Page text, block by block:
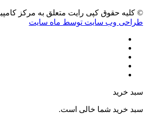
© کلیه حقوق کپی رایت متعلق به مرکز
طراحی وب سایت توسط ماه سایت
سبد خرید
سبد خرید شما خالی است.